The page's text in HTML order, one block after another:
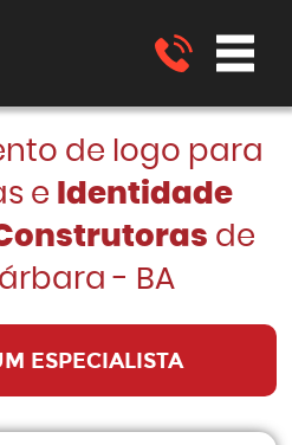
de logo para
e Identidade
de
- BA
ESPECIALISTA